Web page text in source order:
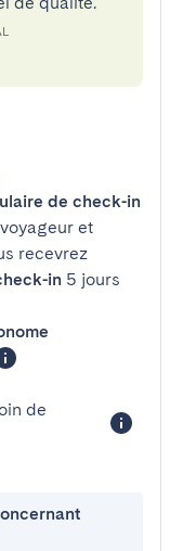
de check-in
et
recevrez
in 5 jours
de